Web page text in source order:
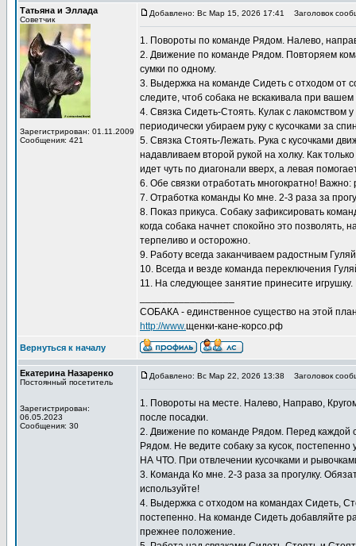
Татьяна и Эллада
Советчик
Зарегистрирован: 01.11.2009
Сообщения: 421
Добавлено: Вс Мар 15, 2026 17:41 Заголовок
1. Повороты по команде Рядом. Налево,
2. Движение по команде Рядом. Повторяем
сумки по одному.
3. Выдержка на команде Сидеть с отходом от
следите, чтоб собака не вскакивала при
4. Связка Сидеть-Стоять. Кулак с
периодически убираем руку с кусочками за
5. Связка Стоять-Лежать. Рука с кусочками
надавливаем второй рукой на холку. Как
идет чуть по диагонали вверх, а левая
6. Обе связки отработать многократно! Важно:
7. Отработка команды Ко мне. 2-3 раза за
8. Показ прикуса. Собаку зафиксировать
когда собака начнет спокойно это
терпеливо и осторожно.
9. Работу всегда заканчиваем радостным
10. Всегда и везде команда переключения
11. На следующее занятие принесите
СОБАКА - единственное существо на этой
http://www.щенки-кане-корсо.рф
Вернуться к началу
Екатерина Назаренко
Постоянный посетитель
Зарегистрирован:
06.05.2023
Сообщения: 30
Добавлено: Вс Мар 22, 2026 13:38 Заголовок
1. Повороты на месте. Налево, Направо,
после посадки.
2. Движение по команде Рядом. Перед каждой
Рядом. Не ведите собаку за кусок,
НА ЧТО. При отвлечении кусочками и
3. Команда Ко мне. 2-3 раза за прогулку.
используйте!
4. Выдержка с отходом на командах Сидеть,
постепенно. На команде Сидеть добавляйте
прежнее положение.